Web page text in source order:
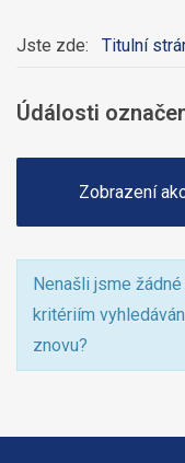
Jste zde: Titulní
Údálosti
Zobrazení
Nenašli jsme
kritériím
znovu?